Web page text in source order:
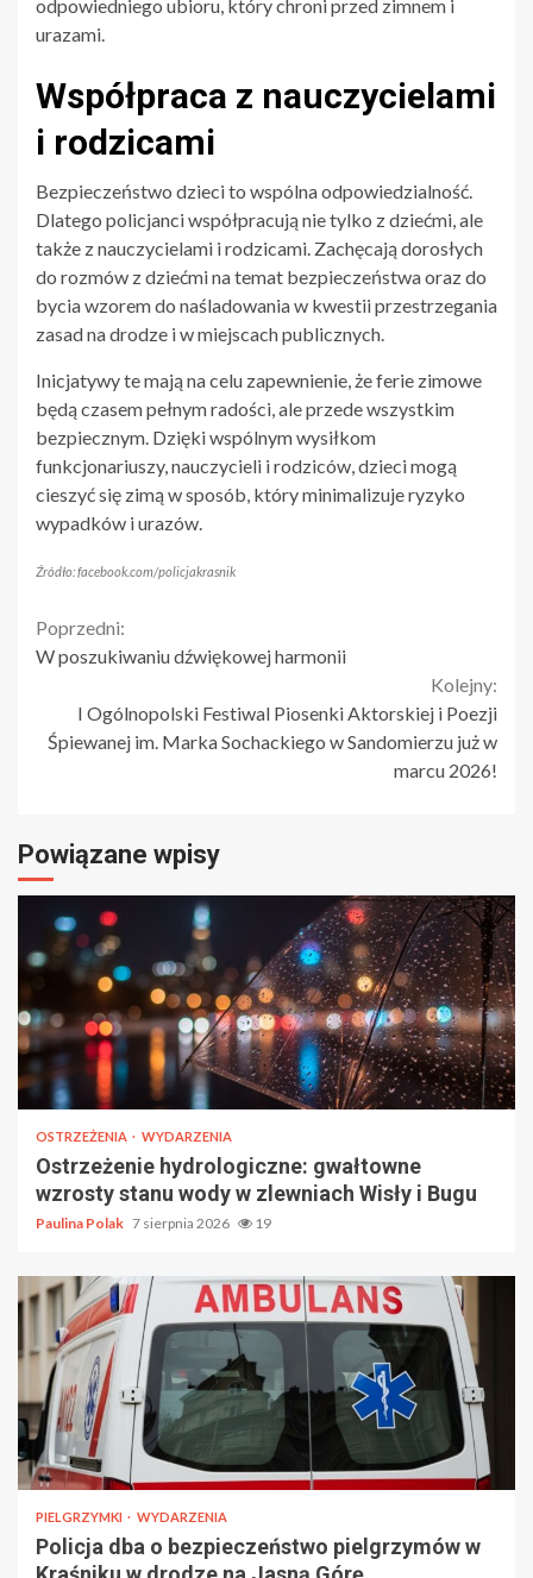
odpowiedniego ubioru, który chroni przed zimnem i
urazami.
Współpraca z nauczycielami
i rodzicami
Bezpieczeństwo dzieci to wspólna odpowiedzialność.
Dlatego policjanci współpracują nie tylko z dziećmi, ale
także z nauczycielami i rodzicami. Zachęcają dorosłych
do rozmów z dziećmi na temat bezpieczeństwa oraz do
bycia wzorem do naśladowania w kwestii przestrzegania
zasad na drodze i w miejscach publicznych.
Inicjatywy te mają na celu zapewnienie, że ferie zimowe
będą czasem pełnym radości, ale przede wszystkim
bezpiecznym. Dzięki wspólnym wysiłkom
funkcjonariuszy, nauczycieli i rodziców, dzieci mogą
cieszyć się zimą w sposób, który minimalizuje ryzyko
wypadków i urazów.
Źródło: facebook.com/policjakrasnik
Continue
Poprzedni:
W poszukiwaniu dźwiękowej harmonii
Kolejny:
I Ogólnopolski Festiwal Piosenki Aktorskiej i Poezji
Śpiewanej im. Marka Sochackiego w Sandomierzu już w
marcu 2026!
Powiązane wpisy
OSTRZEŻENIA WYDARZENIA
Ostrzeżenie hydrologiczne: gwałtowne
wzrosty stanu wody w zlewniach Wisły i Bugu
Paulina Polak 7 sierpnia 2026 19
PIELGRZYMKI WYDARZENIA
Policja dba o bezpieczeństwo pielgrzymów w